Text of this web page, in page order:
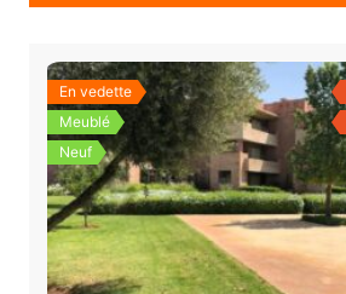
En vedette
Meublé
Neuf